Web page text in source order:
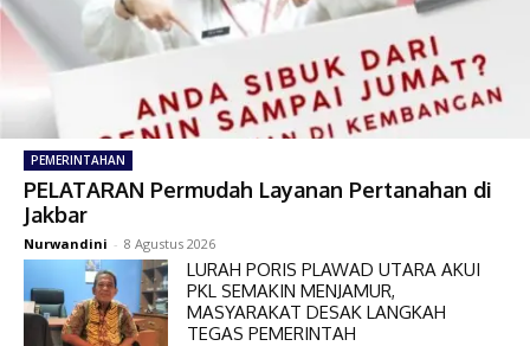
PEMERINTAHAN
PELATARAN Permudah Layanan Pertanahan di
Jakbar
Nurwandini - 8 Agustus 2026
LURAH PORIS PLAWAD UTARA AKUI
PKL SEMAKIN MENJAMUR,
MASYARAKAT DESAK LANGKAH
TEGAS PEMERINTAH